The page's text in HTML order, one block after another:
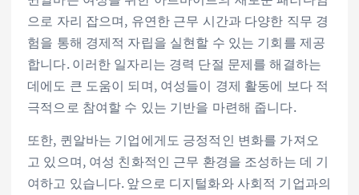
으로 자리 잡으며, 유연한 근무 시간과 다양한 직무 경
험을 통해 경제적 자립을 실현할 수 있는 기회를 제공
합니다. 이러한 일자리는 경력 단절 문제를 해결하는
데에도 큰 도움이 되며, 여성들이 경제 활동에 보다 적
극적으로 참여할 수 있는 기반을 마련해 줍니다.
또한, 퀸알바는 기업에게도 긍정적인 변화를 가져오
고 있으며, 여성 친화적인 근무 환경을 조성하는 데 기
여하고 있습니다. 앞으로 디지털화와 사회적 기업과의